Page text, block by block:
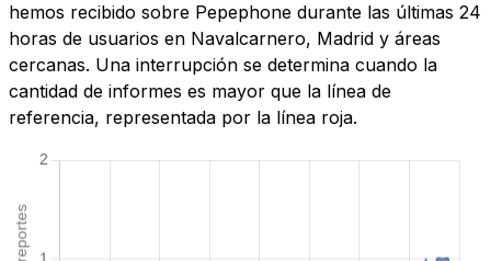
hemos recibido sobre Pepephone durante las últimas 24
horas de usuarios en Navalcarnero, Madrid y áreas
cercanas. Una interrupción se determina cuando la
cantidad de informes es mayor que la línea de
referencia, representada por la línea roja.